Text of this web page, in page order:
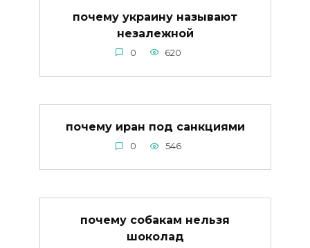
почему украину называют
незалежной
0 620
почему иран под санкциями
0 546
почему собакам нельзя
шоколад